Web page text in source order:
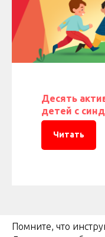
Десять
детей с
Читать
Помните, что